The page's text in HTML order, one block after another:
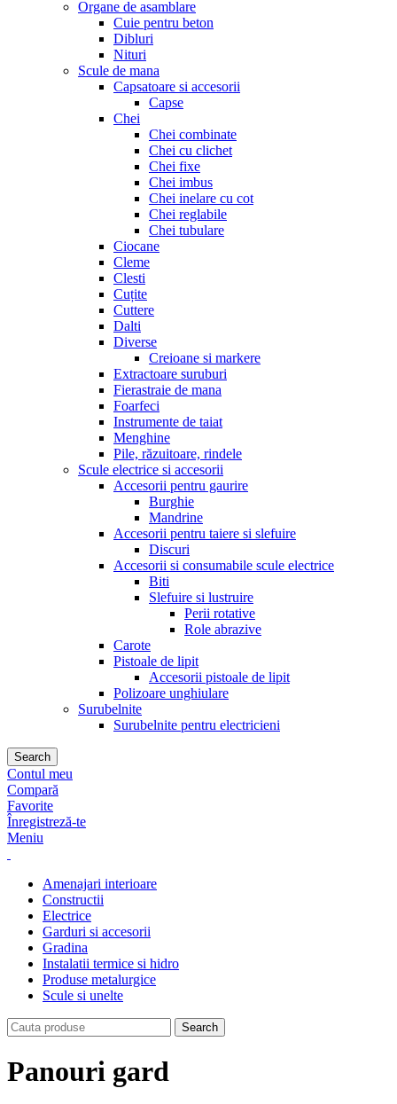
Organe de asamblare
Cuie pentru beton
Dibluri
Nituri
Scule de mana
Capsatoare si accesorii
Capse
Chei
Chei combinate
Chei cu clichet
Chei fixe
Chei imbus
Chei inelare cu cot
Chei reglabile
Chei tubulare
Ciocane
Cleme
Clesti
Cuțite
Cuttere
Dalti
Diverse
Creioane si markere
Extractoare suruburi
Fierastraie de mana
Foarfeci
Instrumente de taiat
Menghine
Pile, răzuitoare, rindele
Scule electrice si accesorii
Accesorii pentru gaurire
Burghie
Mandrine
Accesorii pentru taiere si slefuire
Discuri
Accesorii si consumabile scule electrice
Biti
Slefuire si lustruire
Perii rotative
Role abrazive
Carote
Pistoale de lipit
Accesorii pistoale de lipit
Polizoare unghiulare
Surubelnite
Surubelnite pentru electricieni
Search
Contul meu
Compară
Favorite
Înregistreză-te
Meniu
Amenajari interioare
Constructii
Electrice
Garduri si accesorii
Gradina
Instalatii termice si hidro
Produse metalurgice
Scule si unelte
Search
Panouri gard